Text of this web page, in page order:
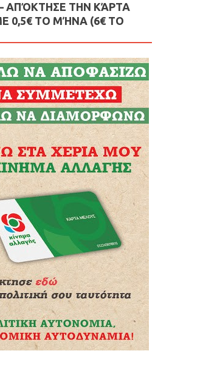
AΠΌΚΤΗΣΕ ΤΗΝ ΚΆΡΤΑ
0,5€ ΤΟ ΜΉΝΑ (6€ ΤΟ